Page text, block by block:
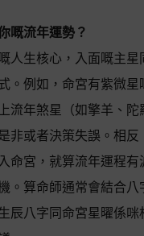
嘅流年運勢？
人生核心，入面嘅主
。例如，命宮有紫微星
流年煞星（如擎羊、
非或者決策失誤。相
命宮，就算流年運程
。算命師通常會結合八
辰八字同命宮星曜係咪